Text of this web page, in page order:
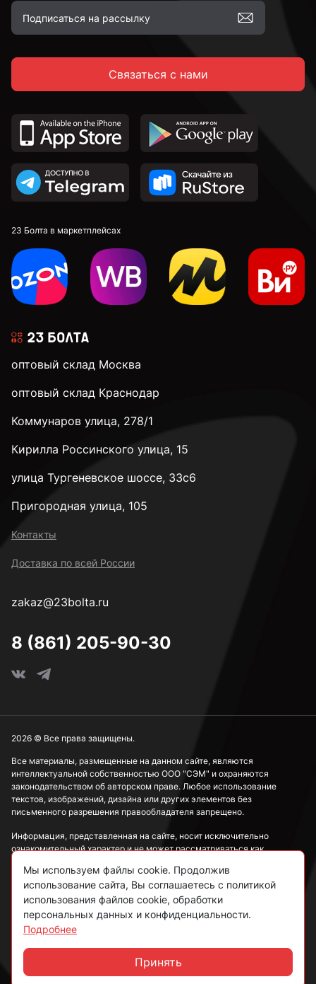
Связаться с нами
23 Болта в маркетплейсах
оптовый склад Москва
оптовый склад Краснодар
Коммунаров улица, 278/1
Кирилла Россинского улица, 15
улица Тургеневское шоссе, 33с6
Пригородная улица, 105
Контакты
Доставка по всей России
zakaz@23bolta.ru
8 (861) 205-90-30
Все материалы, размещенные на данном сайте, являются
интеллектуальной собственностью ООО "СЭМ" и охраняются
законодательством об авторском праве. Любое использование
текстов, изображений, дизайна или других элементов без
письменного разрешения правообладателя запрещено.
Информация, представленная на сайте, носит исключительно
ознакомительный характер и не может рассматриваться как
Политика конфиденциальности
Согласие на обработку данных
Пользовательское соглашение
2026 © Все права защищены.
Мы используем файлы cookie. Продолжив
использование сайта, Вы соглашаетесь с политикой
использования файлов cookie, обработки
персональных данных и конфиденциальности.
Подробнее
Принять